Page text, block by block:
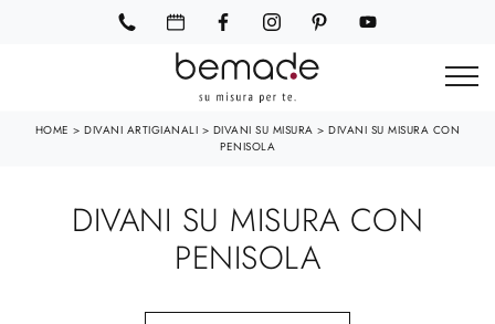
HOME >DIVANI ARTIGIANALI > DIVANI SU MISURA >DIVANI SU MISURA CON
PENISOLA
DIVANI SU MISURA CON
PENISOLA